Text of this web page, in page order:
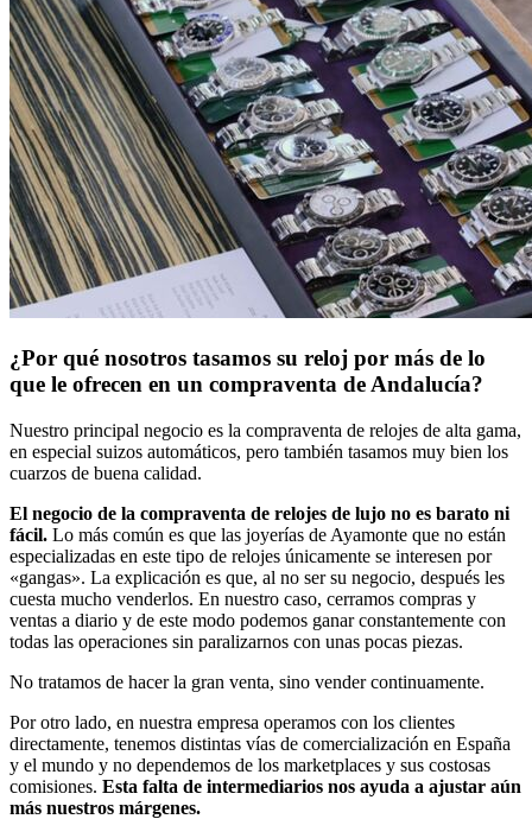
¿Por qué nosotros tasamos su reloj por más de lo
que le ofrecen en un compraventa de Andalucía?
Nuestro principal negocio es la compraventa de relojes de alta gama,
en especial suizos automáticos, pero también tasamos muy bien los
cuarzos de buena calidad.
El negocio de la compraventa de relojes de lujo no es barato ni
fácil. Lo más común es que las joyerías de Ayamonte que no están
especializadas en este tipo de relojes únicamente se interesen por
«gangas». La explicación es que, al no ser su negocio, después les
cuesta mucho venderlos. En nuestro caso, cerramos compras y
ventas a diario y de este modo podemos ganar constantemente con
todas las operaciones sin paralizarnos con unas pocas piezas.
No tratamos de hacer la gran venta, sino vender continuamente.
Por otro lado, en nuestra empresa operamos con los clientes
directamente, tenemos distintas vías de comercialización en España
y el mundo y no dependemos de los marketplaces y sus costosas
comisiones. Esta falta de intermediarios nos ayuda a ajustar aún
más nuestros márgenes.